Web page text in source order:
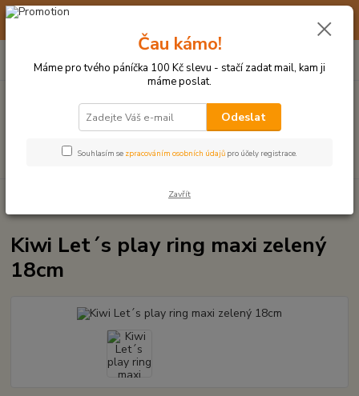
☀️ 10. - 14. SRPNA 2026 MÁME DOVOLENOU ☀️ OBJEDNÁVKY
Hledat
po–pá: 9–17 hod.
za0 Kč
HRAČKY Z TVRDÉ GUMY, PLASTU
Kiwi Let´s play ring maxi zelený
18cm
Čau kámo!
Máme pro tvého páníčka 100 Kč slevu - stačí zadat mail, kam ji
máme poslat.
Odeslat
Souhlasím se zpracováním osobních údajů pro účely registrace.
Zavřít